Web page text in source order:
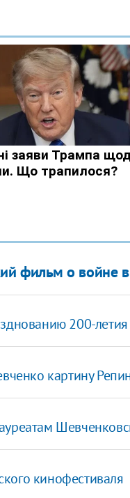
фильм о войне
200-
картину
кинофестиваля